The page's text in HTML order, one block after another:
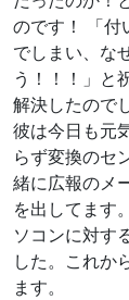
のです！ 「付
でしまい、な
う！！！」と
解決したので
彼は今日も元
らず変換のセ
緒に広報のメ
を出してます
ソコンに対す
した。これか
ます。